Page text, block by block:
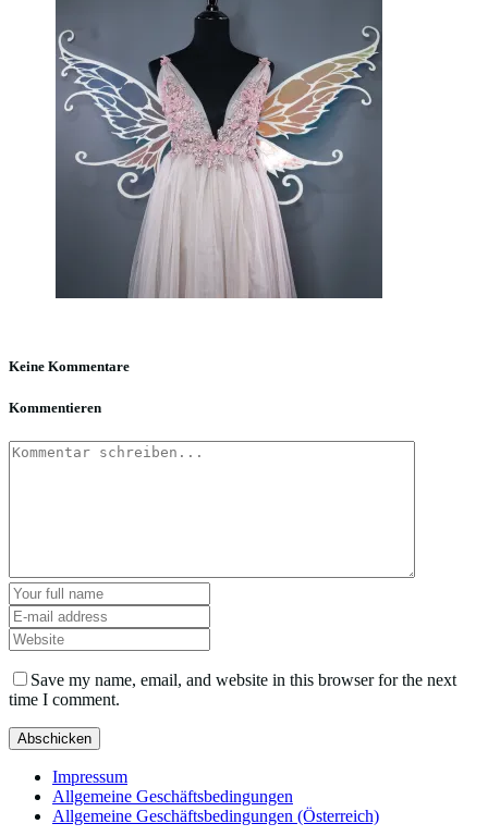
Keine Kommentare
Kommentieren
Save my name, email, and website in this browser for the next
time I comment.
Impressum
Allgemeine Geschäftsbedingungen
Allgemeine Geschäftsbedingungen (Österreich)